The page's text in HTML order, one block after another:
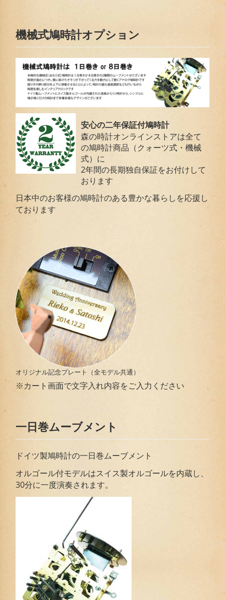
機械式鳩時計オプション
安心の二年保証付鳩時計
森の時計オンラインストアは全て
の鳩時計商品（クォーツ式・機械
式）に
2年間の長期独自保証をお付けして
おります
日本中のお客様の鳩時計のある豊かな暮らしを応援し
ております
オリジナル記念プレート（全モデル共通）
※カート画面で文字入れ内容をご入力ください
一日巻ムーブメント
ドイツ製鳩時計の一日巻ムーブメント
オルゴール付モデルはスイス製オルゴールを内蔵し、
30分に一度演奏されます。